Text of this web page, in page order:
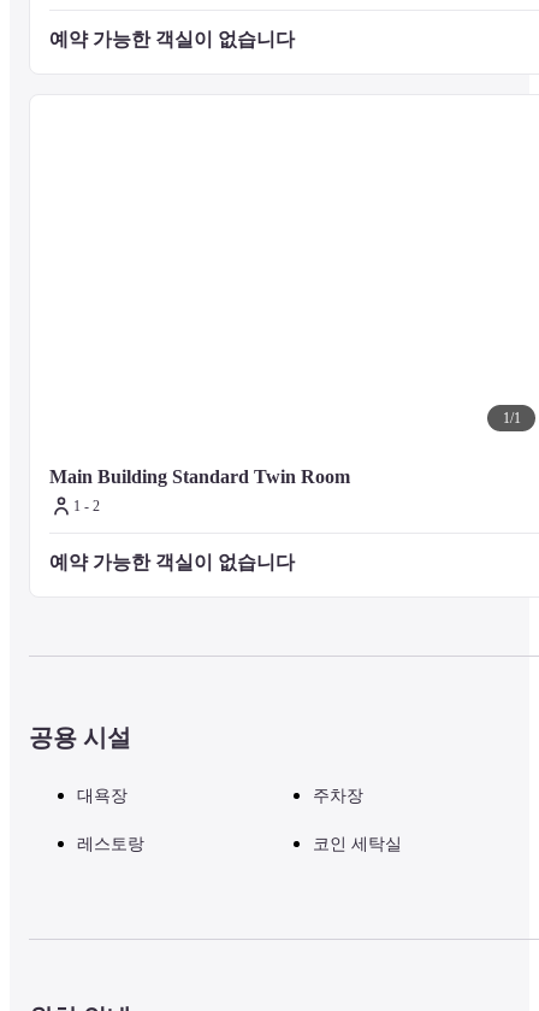
예약 가능한 객실이 없습니다
1/1
Main Building Standard Twin Room
1 - 2
예약 가능한 객실이 없습니다
공용 시설
대욕장 주차장
레스토랑 코인 세탁실